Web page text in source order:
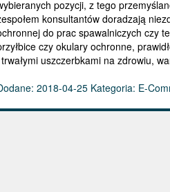
pozycji, z tego
konsultantów doradzają
do prac spawalniczych czy
czy okulary ochronne,
uszczerbkami na zdrowiu,
2018-04-25 Kategoria: E-